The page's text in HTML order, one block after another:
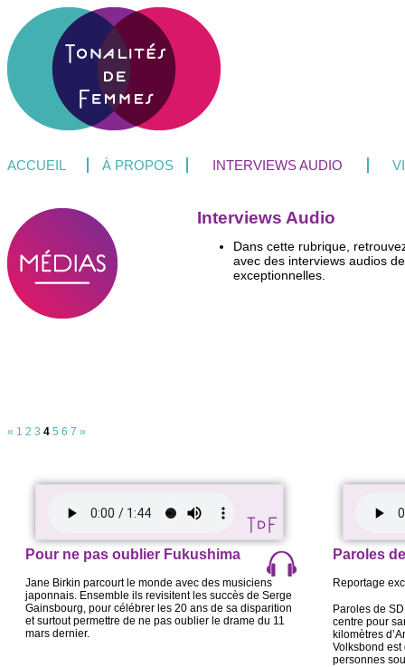
ACCUEIL À PROPOS INTERVIEWS AUDIO
Interviews Audio
Dans cette rubrique,
avec des interviews audios
exceptionnelles.
« 1 2 3 4 5 6 7 »
Pour ne pas oublier Fukushima
Jane Birkin parcourt le monde avec des musiciens
japonnais. Ensemble ils revisitent les succès de Serge
Gainsbourg, pour célébrer les 20 ans de sa disparition
et surtout permettre de ne pas oublier le drame du 11
mars dernier.
Paroles
Reportage
Paroles de
centre pour
kilomètres
Volksbond
personnes